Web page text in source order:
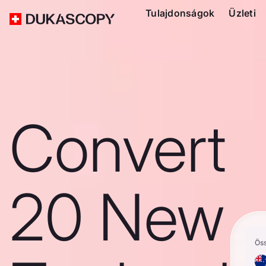
Tulajdonságok Üzleti
Convert
20 New